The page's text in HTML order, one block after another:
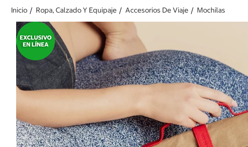
Inicio Ropa, Calzado Y Equipaje Accesorios De Viaje Mochilas